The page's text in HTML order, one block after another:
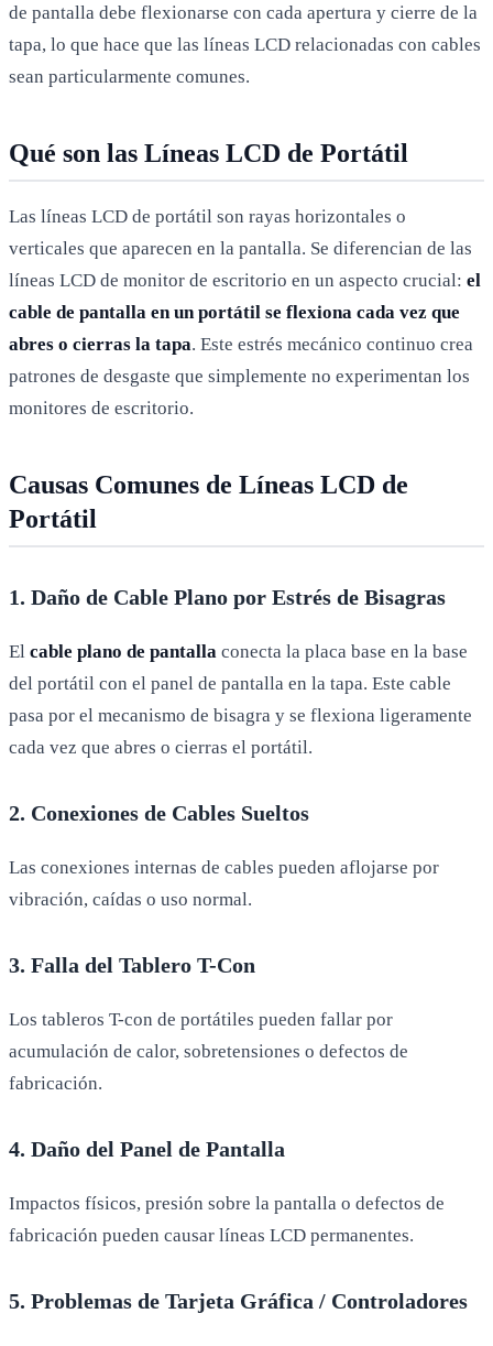
de pantalla debe flexionarse con cada apertura y cierre de la
tapa, lo que hace que las líneas LCD relacionadas con cables
sean particularmente comunes.
Qué son las Líneas LCD de Portátil
Las líneas LCD de portátil son rayas horizontales o
verticales que aparecen en la pantalla. Se diferencian de las
líneas LCD de monitor de escritorio en un aspecto crucial: el
cable de pantalla en un portátil se flexiona cada vez que
abres o cierras la tapa. Este estrés mecánico continuo crea
patrones de desgaste que simplemente no experimentan los
monitores de escritorio.
Causas Comunes de Líneas LCD de
Portátil
1. Daño de Cable Plano por Estrés de Bisagras
El cable plano de pantalla conecta la placa base en la base
del portátil con el panel de pantalla en la tapa. Este cable
pasa por el mecanismo de bisagra y se flexiona ligeramente
cada vez que abres o cierras el portátil.
2. Conexiones de Cables Sueltos
Las conexiones internas de cables pueden aflojarse por
vibración, caídas o uso normal.
3. Falla del Tablero T-Con
Los tableros T-con de portátiles pueden fallar por
acumulación de calor, sobretensiones o defectos de
fabricación.
4. Daño del Panel de Pantalla
Impactos físicos, presión sobre la pantalla o defectos de
fabricación pueden causar líneas LCD permanentes.
5. Problemas de Tarjeta Gráfica / Controladores